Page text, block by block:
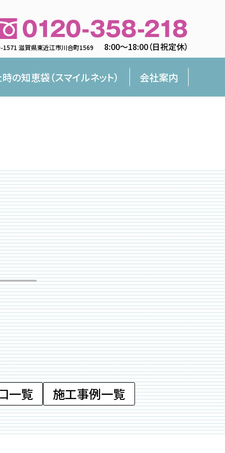
1571 滋賀県東近江市川合町1569 8:00〜18:00（日祝定休）
の知恵袋（スマイルネット） 会社案内
一覧 施工事例一覧